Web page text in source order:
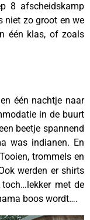
8 afscheidskamp
niet zo groot en we
één klas, of zoals
één nachtje naar
in de buurt
beetje spannend
was indianen. En
trommels en
werden er shirts
met de
boos wordt….